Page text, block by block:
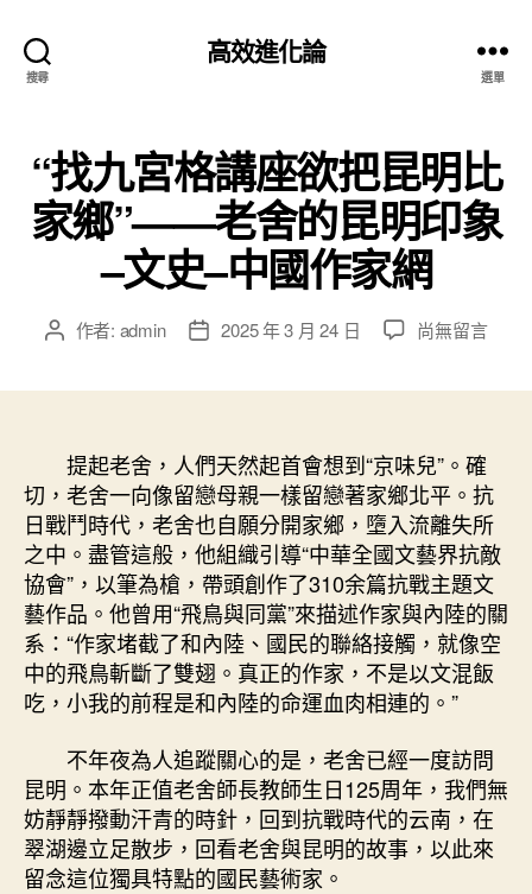
搜尋
高效進化論
選單
“找九宮格講座欲把昆明比
家鄉”——老舍的昆明印象
–文史–中國作家網
文 作者: admin
文
期
2025 年 3 月 24 日
在
講
座
欲
把
昆
明
比
家
鄉”
——
老
舍
的
昆
明
印
尚無留言
提起老舍，人們天然起首會想到“京味兒”。確
切，老舍一向像留戀母親一樣留戀著家鄉北平。抗
日戰鬥時代，老舍也自願分開家鄉，墮入流離失所
之中。盡管這般，他組織引導“中華全國文藝界抗敵
協會”，以筆為槍，帶頭創作了310余篇抗戰主題文
藝作品。他曾用“飛鳥與同黨”來描述作家與內陸的關
系：“作家堵截了和內陸、國民的聯絡接觸，就像空
中的飛鳥斬斷了雙翅。真正的作家，不是以文混飯
吃，小我的前程是和內陸的命運血肉相連的。”
不年夜為人追蹤關心的是，老舍已經一度訪問
昆明。本年正值老舍師長教師生日125周年，我們無
妨靜靜撥動汗青的時針，回到抗戰時代的云南，在
翠湖邊立足散步，回看老舍與昆明的故事，以此來
留念這位獨具特點的國民藝術家。